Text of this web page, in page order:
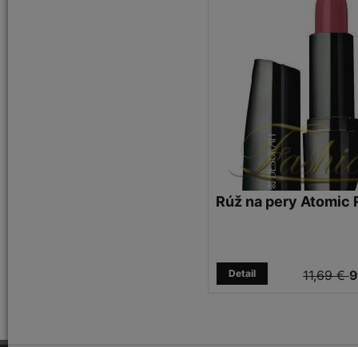
Rúž na pery Atomic
11,69 €
Detail